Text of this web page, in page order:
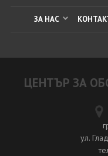
ЗА НАС
ЦЕНТЪР ЗА
ул.